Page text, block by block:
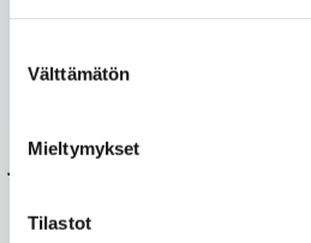
valinta
Välttämätön
Mieltymykset
Tilastot
JAMK: Teollisuuden